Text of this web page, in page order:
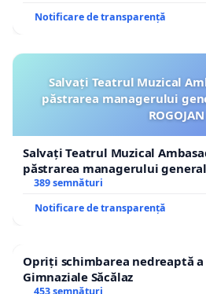
Notificare de transparență
Salvați Teatrul Muzical
păstrarea managerului
ROGOJAN
Salvați Teatrul Muzical
păstrarea managerului
ROGOJAN
389 semnături
Notificare de transparență
Opriți schimbarea nedreaptă
Gimnaziale Săcălaz